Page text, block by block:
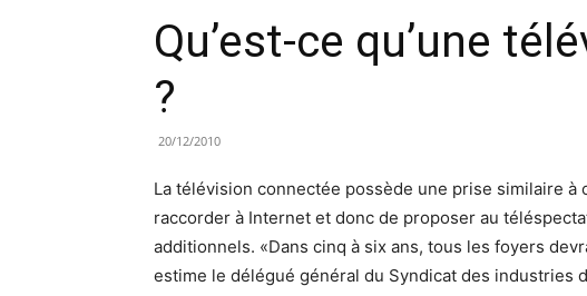
Qu’est-ce qu’une
?
20/12/2010
La télévision connectée possède une prise similaire à
raccorder à Internet et donc de proposer au
additionnels. «Dans cinq à six ans, tous les foyers
estime le délégué général du Syndicat des industries